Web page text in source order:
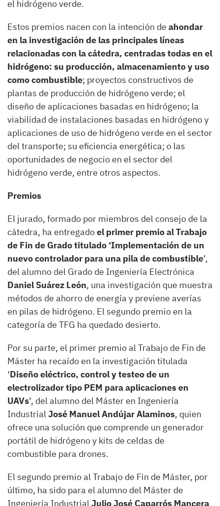
el hidrógeno verde.
Estos premios nacen con la intención de ahondar
en la investigación de las principales líneas
relacionadas con la cátedra, centradas todas en el
hidrógeno: su producción, almacenamiento y uso
como combustible; proyectos constructivos de
plantas de producción de hidrógeno verde; el
diseño de aplicaciones basadas en hidrógeno; la
viabilidad de instalaciones basadas en hidrógeno y
aplicaciones de uso de hidrógeno verde en el sector
del transporte; su eficiencia energética; o las
oportunidades de negocio en el sector del
hidrógeno verde, entre otros aspectos.
Premios
El jurado, formado por miembros del consejo de la
cátedra, ha entregadoel primer premio al Trabajo
de Fin de Grado titulado ‘Implementación de un
nuevo controlador para una pila de combustible’,
del alumno del Grado de Ingeniería Electrónica
Daniel Suárez León, una investigación que muestra
métodos de ahorro de energía y previene averías
en pilas de hidrógeno. El segundo premio en la
categoría de TFG ha quedado desierto.
Por su parte, el primer premio al Trabajo de Fin de
Máster ha recaído en la investigación titulada
‘Diseño eléctrico, control y testeo de un
electrolizador tipo PEM para aplicaciones en
UAVs’, del alumno del Máster en Ingeniería
IndustrialJosé Manuel Andújar Alaminos, quien
ofrece una solución que comprende un generador
portátil de hidrógeno y kits de celdas de
combustible para drones.
El segundo premio al Trabajo de Fin de Máster, por
último, ha sido para el alumno del Máster de
Ingeniería Industrial Julio José Caparrós Mancera